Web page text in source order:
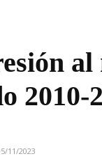
2010-
11/2023